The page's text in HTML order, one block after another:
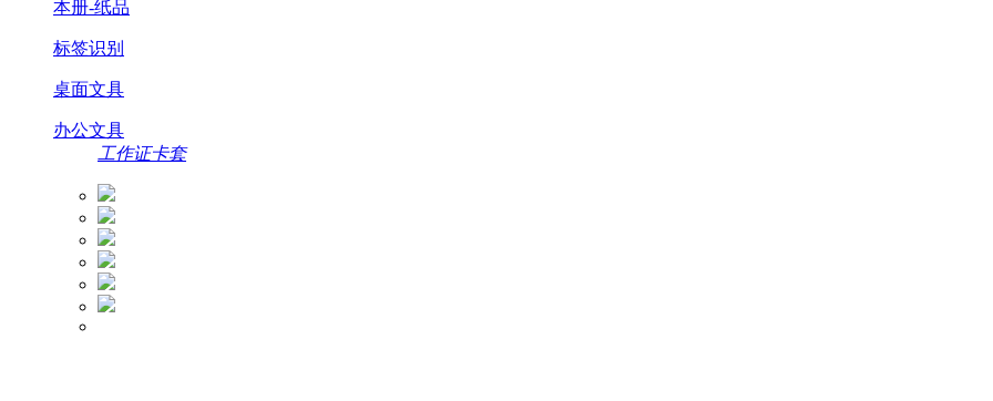
本册-纸品
标签识别
桌面文具
办公文具
工作证卡套